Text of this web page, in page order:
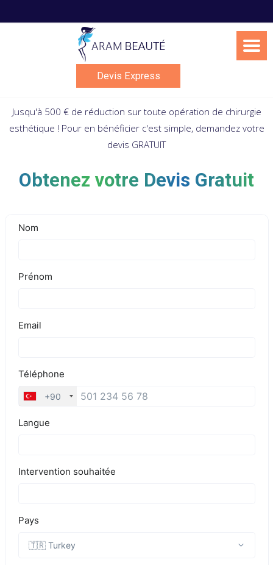
to
Devis Express
Jusqu'à 500 € de réduction sur toute opération de chirurgie
esthétique ! Pour en bénéficier c'est simple, demandez votre
devis GRATUIT
Obtenez votre Devis Gratuit